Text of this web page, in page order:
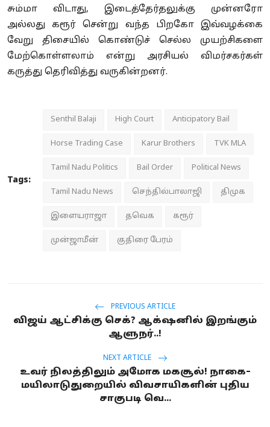
சும்மா விடாது, இடைத்தேர்தலுக்கு முன்னரோ
அல்லது கரூர் சென்று வந்த பிறகோ இவ்வழக்கை
வேறு திசையில் கொண்டுச் செல்ல முயற்சிகளை
மேற்கொள்ளலாம் என்று அரசியல் விமர்சகர்கள்
கருத்து தெரிவித்து வருகின்றனர்.
Tags:
Senthil Balaji High Court Anticipatory Bail
Horse Trading Case Karur Brothers TVK MLA
Tamil Nadu Politics Bail Order Political News
Tamil Nadu News செந்தில்பாலாஜி திமுக
இளையராஜா தவெக கரூர்
முன்ஜாமீன் குதிரை பேரம்
PREVIOUS ARTICLE
விஜய் ஆட்சிக்கு செக்? ஆக்‌ஷனில் இறங்கும்
ஆளுநர்..!
NEXT ARTICLE
உவர் நிலத்திலும் அமோக மகசூல்! நாகை–
மயிலாடுதுறையில் விவசாயிகளின் புதிய
சாகுபடி வெ...